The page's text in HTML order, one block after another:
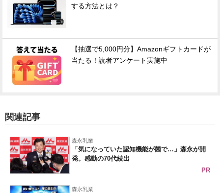
する方法とは？
【抽選で5,000円分】Amazonギフトカードが
当たる！読者アンケート実施中
関連記事
森永乳業
「気になっていた認知機能が菌で…」森永が開
発。感動の70代続出
PR
森永乳業